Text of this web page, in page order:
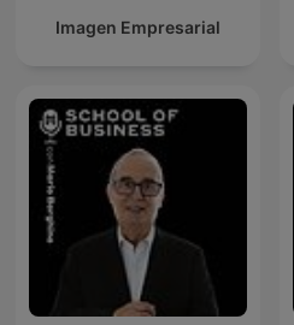
Imagen Empresarial